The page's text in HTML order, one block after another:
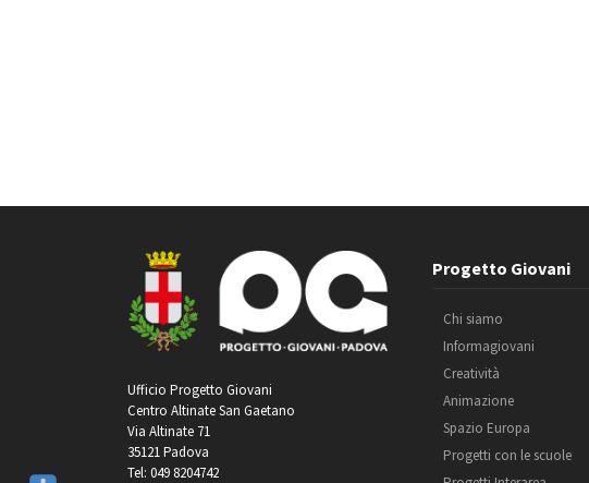
Ufficio Progetto Giovani
Centro Altinate San Gaetano
Via Altinate 71
35121 Padova
Tel: 049 8204742
Progetto Giovani
Chi siamo
Informagiovani
Creatività
Animazione
Spazio Europa
Progetti con le scuole